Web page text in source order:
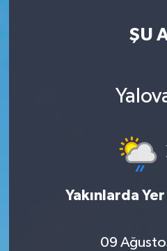
ŞU
Yakınlarda
09